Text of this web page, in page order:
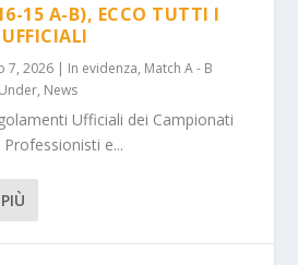
15 A-B), ECCO TUTTI I
7, 2026 | In evidenza, Match A - B
, News
Ufficiali dei Campionati
e...